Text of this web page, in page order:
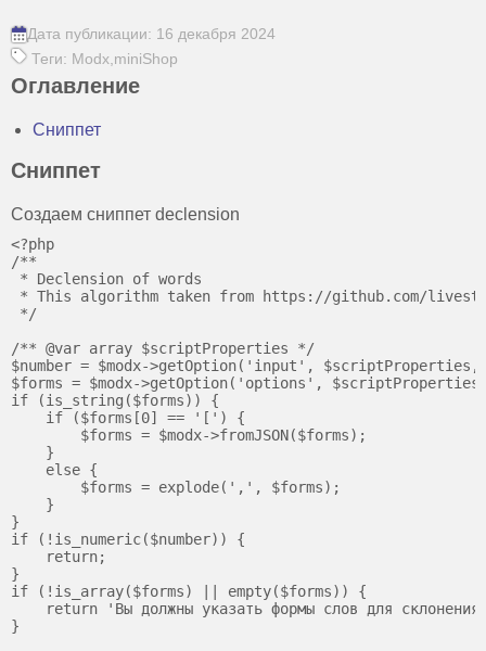
Дата публикации: 16 декабря 2024
Теги: Modx,miniShop
Оглавление
Сниппет
Сниппет
Создаем сниппет declension
<?php
/**
* Declension of words
* This algorithm taken from https://github.com/
*/
/** @var array $scriptProperties */
$number = $modx->getOption('input',
$forms = $modx->getOption('options',
if (is_string($forms)) {
    if ($forms[0] == '[') {
        $forms = $modx->fromJSON($forms);
    }
    else {
        $forms = explode(',', $forms);
    }
}
if (!is_numeric($number)) {
    return;
}
if (!is_array($forms) || empty($forms)) {
return 'Вы должны указать формы слов для
}